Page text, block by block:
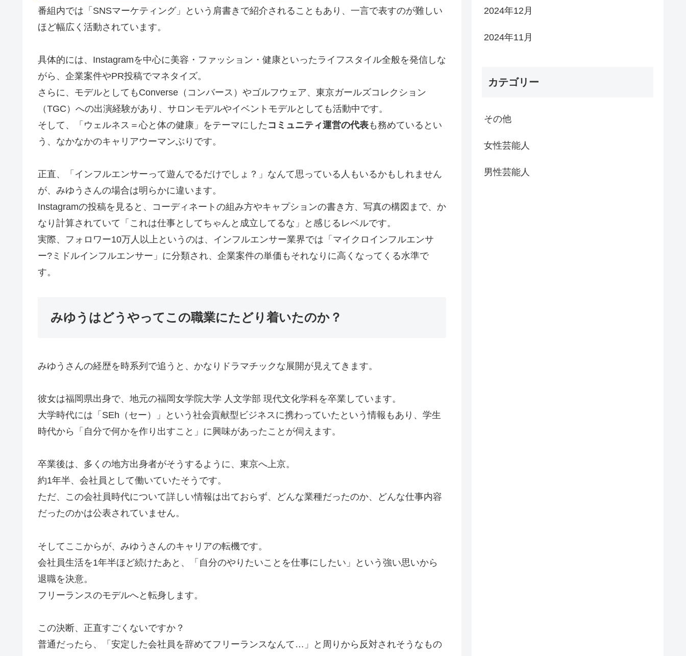
番組内では「SNSマーケティング」という肩書きで紹介されることもあり、一言で表すのが難しい
ほど幅広く活動されています。
具体的には、Instagramを中心に美容・ファッション・健康といったライフスタイル全般を発信しな
がら、企業案件やPR投稿でマネタイズ。
さらに、モデルとしてもConverse（コンバース）やゴルフウェア、東京ガールズコレクション
（TGC）への出演経験があり、サロンモデルやイベントモデルとしても活動中です。
そして、「ウェルネス＝心と体の健康」をテーマにした コミュニティ運営の代表も務めているとい
う、なかなかのキャリアウーマンぶりです。
正直、「インフルエンサーって遊んでるだけでしょ？」なんて思っている人もいるかもしれません
が、みゆうさんの場合は明らかに違います。
Instagramの投稿を見ると、コーディネートの組み方やキャプションの書き方、写真の構図まで、か
なり計算されていて「これは仕事としてちゃんと成立してるな」と感じるレベルです。
実際、フォロワー10万人以上というのは、インフルエンサー業界では「マイクロインフルエンサ
ー?ミドルインフルエンサー」に分類され、企業案件の単価もそれなりに高くなってくる水準で
す。
みゆうはどうやってこの職業にたどり着いたのか？
みゆうさんの経歴を時系列で追うと、かなりドラマチックな展開が見えてきます。
彼女は福岡県出身で、地元の福岡女学院大学 人文学部 現代文化学科を卒業しています。
大学時代には「SEh（セー）」という社会貢献型ビジネスに携わっていたという情報もあり、学生
時代から「自分で何かを作り出すこと」に興味があったことが伺えます。
卒業後は、多くの地方出身者がそうするように、東京へ上京。
約1年半、会社員として働いていたそうです。
ただ、この会社員時代について詳しい情報は出ておらず、どんな業種だったのか、どんな仕事内容
だったのかは公表されていません。
そしてここからが、みゆうさんのキャリアの転機です。
会社員生活を1年半ほど続けたあと、「自分のやりたいことを仕事にしたい」という強い思いから
退職を決意。
フリーランスのモデルへと転身します。
この決断、正直すごくないですか？
普通だったら、「安定した会社員を辞めてフリーランスなんて…」と周りから反対されそうなもの
2024年12月
2024年11月
カテゴリー
その他
女性芸能人
男性芸能人